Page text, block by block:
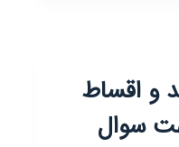
و اقساط
سوال